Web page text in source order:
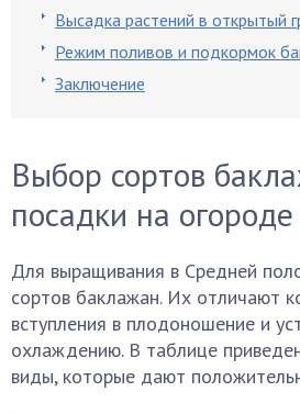
Высадка растений в открытый
Режим поливов и подкормок
Заключение
Выбор сортов
посадки на огороде
Для выращивания в Средней
сортов баклажан. Их отличают
вступления в плодоношение и
охлаждению. В таблице
виды, которые дают